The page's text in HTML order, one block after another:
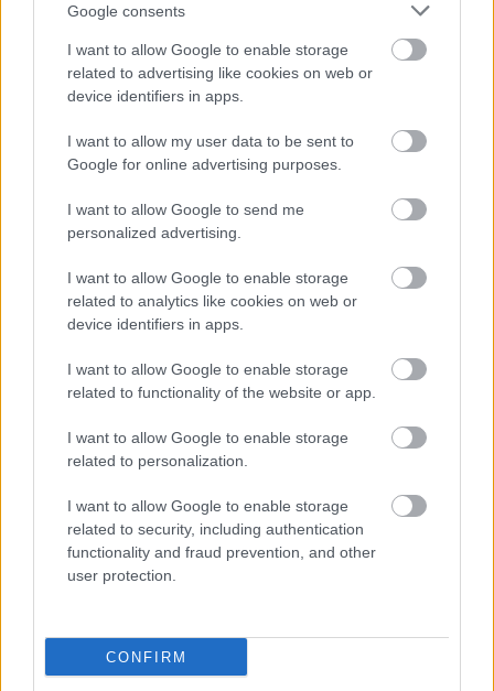
Google consents
I want to allow Google to enable storage
related to advertising like cookies on web or
device identifiers in apps.
I want to allow my user data to be sent to
Google for online advertising purposes.
I want to allow Google to send me
personalized advertising.
I want to allow Google to enable storage
related to analytics like cookies on web or
device identifiers in apps.
I want to allow Google to enable storage
related to functionality of the website or app.
I want to allow Google to enable storage
related to personalization.
I want to allow Google to enable storage
related to security, including authentication
functionality and fraud prevention, and other
user protection.
CONFIRM
A felvetésre, miszerint 2013-ra már lehet, hogy
megszűnik aJátékszín és a Kamaraszínház
lesz mit átvenni közölte: “El tudom képzelni, hogy az
MMV Zrt.-vel felgyorsítanak tárgyalásokat a főváros
részéről. Innentől kezdve az MMV Zrt. az, akivel
tárgyalniuk kell. Amennyiben sikerre vezet, akkor
egy lélegzetvételnyi időhöz jut a két színház”.
A három teátrum összevonása kapcsán pedig
kifejtette: “Én nem látom most ennek a rövidtávú
lehetőségét, hogy a három színház összevonásából
már 2012-ben egy drasztikus előrelépés
minisztérium 0 forintot tud ennek a két színháznak
biztosítani. APesti Magyar Színházis viszonylag
Skultéty Lászlóval,illetve
NEFMI kultúráért felelős helyettes államtitkárával
szerdán egyeztetett aKamaraszínház és a Játékszín
helyzetéről Vidnyánszky Attila, aMagyar Teátrumi
Társaságelnöke, aki úgy vélte, "képtelenség", hogy a
két színház leálljon, és legalább a szezon végéig
beszélt, hogy a minisztérium és minden illetékes
azon dolgozik, hogy ezek az intézmények működni
tudjanak. "Az elkövetkező hónapokban kell